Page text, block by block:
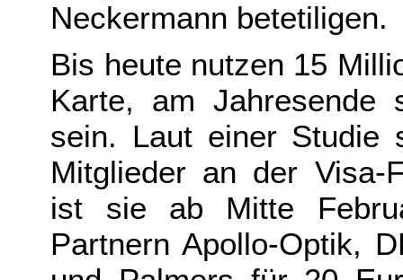
Neckermann betetiligen.
Bis heute nutzen 15
Karte, am
sein. Laut einer Studie
Mitglieder an der Visa-
ist sie ab Mitte
Partnern Apollo-Optik,